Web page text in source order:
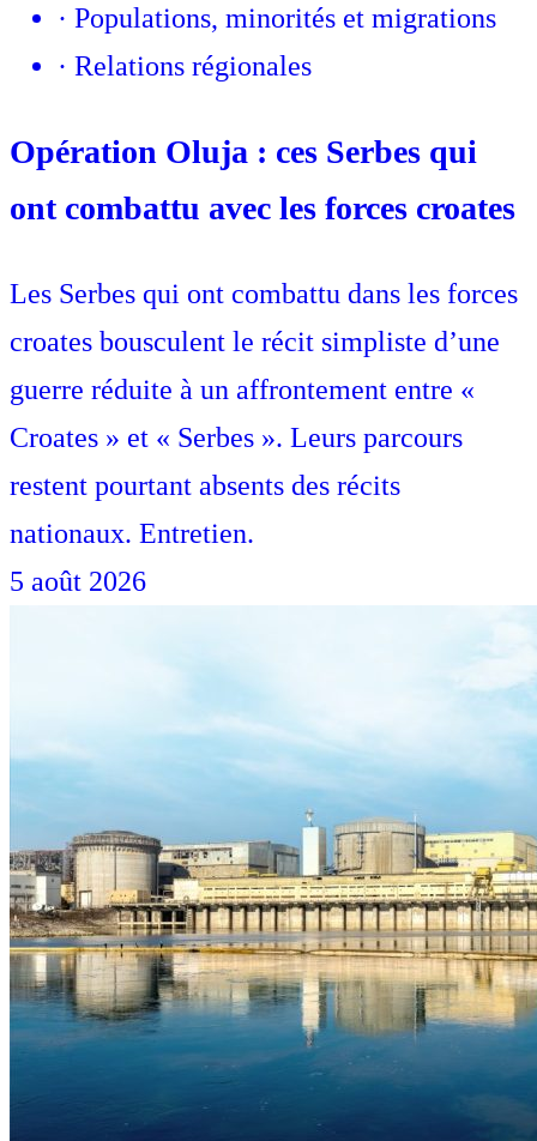
· Populations, minorités et migrations
· Relations régionales
Opération Oluja : ces Serbes qui
ont combattu avec les forces croates
Les Serbes qui ont combattu dans les forces
croates bousculent le récit simpliste d’une
guerre réduite à un affrontement entre «
Croates » et « Serbes ». Leurs parcours
restent pourtant absents des récits
nationaux. Entretien.
5 août 2026